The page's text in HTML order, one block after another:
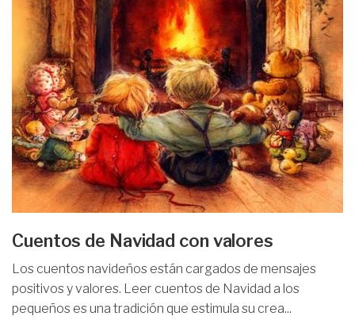
Cuentos de Navidad con valores
Los cuentos navideños están cargados de mensajes
positivos y valores. Leer cuentos de Navidad a los
pequeños es una tradición que estimula su crea...